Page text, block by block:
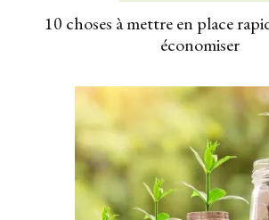
10 choses à mettre en place
économiser